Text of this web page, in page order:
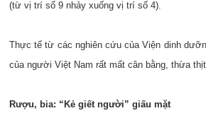
(từ vị trí số 9 nhảy xuống vị trí số 4).
Thực tế từ các nghiên cứu của Viện dinh
của người Việt Nam rất mất cân bằng, thừa
Rượu, bia: “Kẻ giết người” giấu mặt